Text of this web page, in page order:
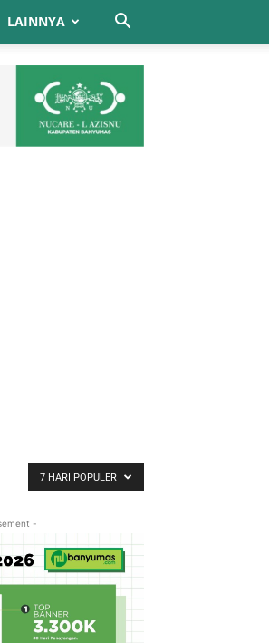
LAINNYA
7 HARI POPULER
-